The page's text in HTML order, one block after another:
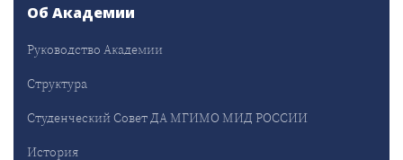
Об Академии
Руководство Академии
Структура
Студенческий Совет ДА МГИМО МИД РОССИИ
История